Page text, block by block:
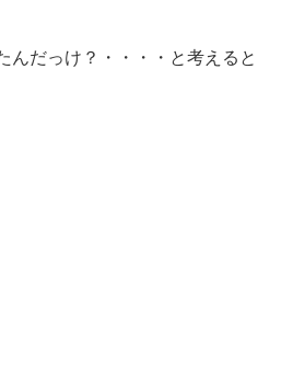
んだっけ？・・・・と考えると